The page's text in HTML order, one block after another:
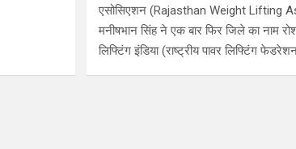
एसोसिएशन (Rajasthan Weight Lifting
मनीषभान सिंह ने एक बार फिर जिले का नाम
लिफ्टिंग इंडिया (राष्ट्रीय पावर लिफ्टिंग